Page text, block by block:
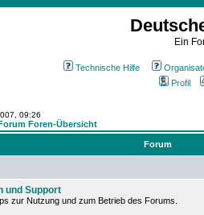
Ein
Technische Hilfe
Profil
09:26
Foren-Übersicht
Forum
und Support
zur Nutzung und zum Betrieb des Forums.